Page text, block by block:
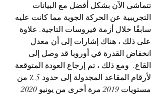
تتماشى الآن بشكل أفضل مع البيانات
التجريبية عن الحركة الجوية مما كانت عليه
سابقًا خلال أزمة فيروسات التاجية. علاوة
على ذلك ، هناك إشارات إلى أن معدل
انخفاض القدرة في أوروبا قد وصل إلى
القاع.  ومع ذلك ، تم إرجاع العودة المتوقعة
لأرقام المقاعد المجدولة إلى حدود 5 ٪ من
مستويات 2019 مرة أخرى من يونيو 2020